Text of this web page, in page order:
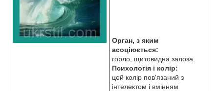
Орган, з яким
асоціюється:
горло, щитовидна залоза.
Психологія і колір:
цей колір пов'язаний з
інтелектом і вмінням